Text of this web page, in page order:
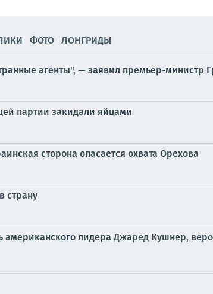
ФОТО ЛОНГРИДЫ
агенты", — заявил премьер-министр
партии закидали яйцами
сторона опасается охвата Орехова
страну
лидера Джаред Кушнер,